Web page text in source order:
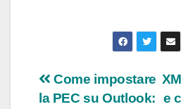
Navigazione
e
Come impostare
la PEC su Outlook: